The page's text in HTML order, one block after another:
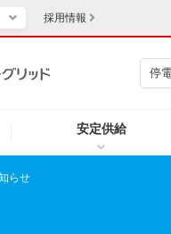
安定供給
停
エネル
採用情報
らせ